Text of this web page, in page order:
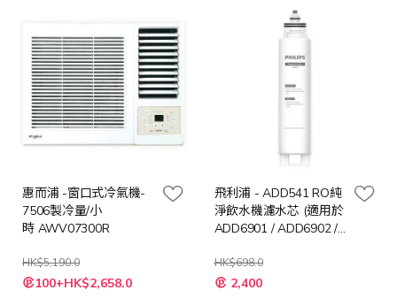
惠而浦 -窗口式冷氣機-
7506製冷量/小
時 AWV07300R
HK$5,190.0
特
殊 100+HK$2,658.0
飛利浦 - ADD541 RO純
淨飲水機濾水芯 (適用於
ADD6901 / ADD6902 /
HK$698.0
特
殊 2,400